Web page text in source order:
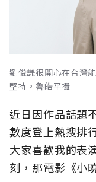
劉俊謙很開心在台灣
堅持。魯皓平攝
近日因作品話題
數度登上熱搜排
大家喜歡我的表
刻，那電影《小